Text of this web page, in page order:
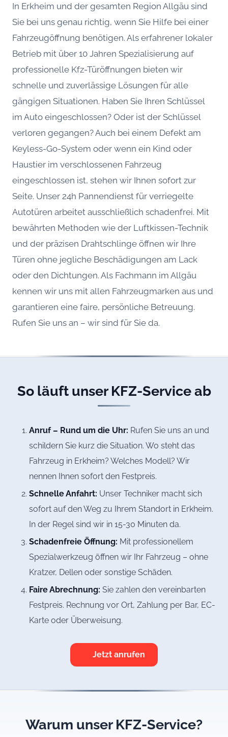
In Erkheim und der gesamten Region Allgäu sind
Sie bei uns genau richtig, wenn Sie Hilfe bei einer
Fahrzeugöffnung benötigen. Als erfahrener lokaler
Betrieb mit über 10 Jahren Spezialisierung auf
professionelle Kfz-Türöffnungen bieten wir
schnelle und zuverlässige Lösungen für alle
gängigen Situationen. Haben Sie Ihren Schlüssel
im Auto eingeschlossen? Oder ist der Schlüssel
verloren gegangen? Auch bei einem Defekt am
Keyless-Go-System oder wenn ein Kind oder
Haustier im verschlossenen Fahrzeug
eingeschlossen ist, stehen wir Ihnen sofort zur
Seite. Unser 24h Pannendienst für verriegelte
Autotüren arbeitet ausschließlich schadenfrei. Mit
bewährten Methoden wie der Luftkissen-Technik
und der präzisen Drahtschlinge öffnen wir Ihre
Türen ohne jegliche Beschädigungen am Lack
oder den Dichtungen. Als Fachmann im Allgäu
kennen wir uns mit allen Fahrzeugmarken aus und
garantieren eine faire, persönliche Betreuung.
Rufen Sie uns an – wir sind für Sie da.
So läuft unser KFZ-Service ab
Anruf – Rund um die Uhr: Rufen Sie uns an und
schildern Sie kurz die Situation. Wo steht das
Fahrzeug in Erkheim? Welches Modell? Wir
nennen Ihnen sofort den Festpreis.
Schnelle Anfahrt: Unser Techniker macht sich
sofort auf den Weg zu Ihrem Standort in Erkheim.
In der Regel sind wir in 15-30 Minuten da.
Schadenfreie Öffnung: Mit professionellem
Spezialwerkzeug öffnen wir Ihr Fahrzeug – ohne
Kratzer, Dellen oder sonstige Schäden.
Faire Abrechnung: Sie zahlen den vereinbarten
Festpreis. Rechnung vor Ort, Zahlung per Bar, EC-
Karte oder Überweisung.
Jetzt anrufen
Warum unser KFZ-Service?